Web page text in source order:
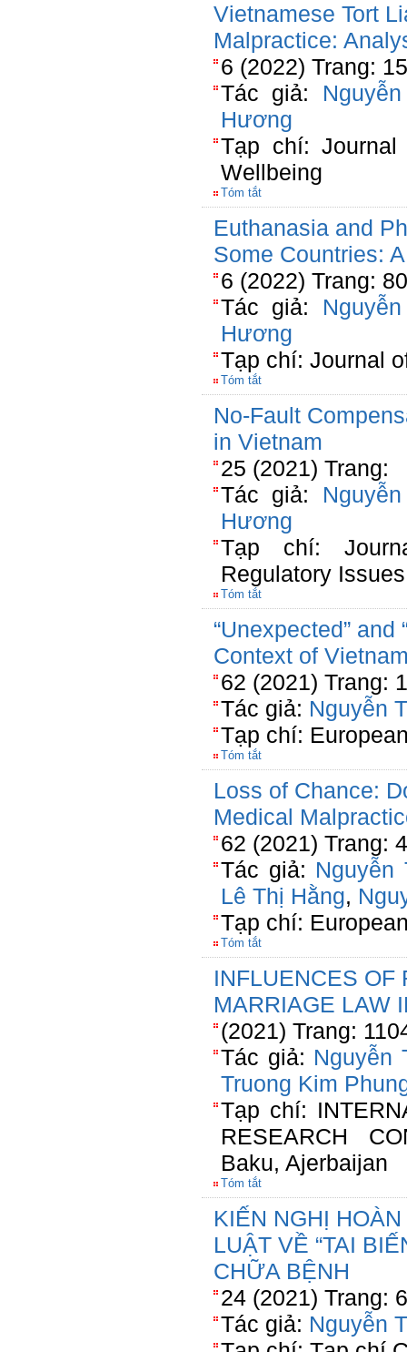
Vietnamese Tort
Malpractice:
6 (2022) Trang:
Tác giả:
Hương
Tạp chí:
Wellbeing
Tóm tắt
Euthanasia and
Some Countries:
6 (2022) Trang:
Tác giả:
Hương
Tạp chí: Journal
Tóm tắt
No-Fault
in Vietnam
25 (2021) Trang:
Tác giả:
Hương
Tạp chí:
Regulatory Issues
Tóm tắt
“Unexpected” and
Context of
62 (2021) Trang:
Tác giả: Nguyễn
Tạp chí:
Tóm tắt
Loss of Chance:
Medical
62 (2021) Trang:
Tác giả: Nguyễn
Lê Thị Hằng,
Tạp chí:
Tóm tắt
INFLUENCES OF
MARRIAGE LAW
(2021) Trang:
Tác giả: Nguyễn
Truong Kim
Tạp chí:
RESEARCH
Baku, Ajerbaijan
Tóm tắt
KIẾN NGHỊ
LUẬT VỀ “TAI
CHỮA BỆNH
24 (2021) Trang:
Tác giả: Nguyễn